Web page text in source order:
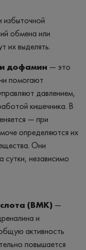
обмена или
их выделять.
дофамин — это
помогают
давлением,
кишечника. В
— при
определяются их
Они
независимо
(ВМК) —
и
активность
повышается